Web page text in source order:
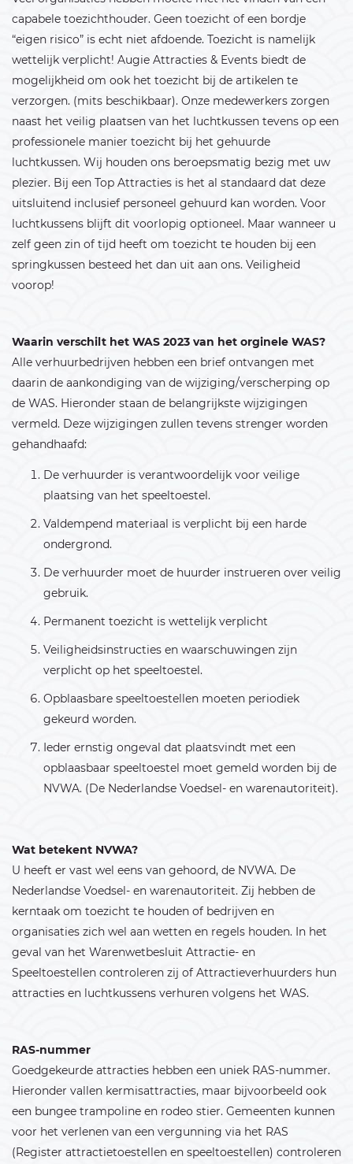
capabele toezichthouder. Geen toezicht of een bordje
“eigen risico” is echt niet afdoende. Toezicht is namelijk
wettelijk verplicht! Augie Attracties & Events biedt de
mogelijkheid om ook het toezicht bij de artikelen te
verzorgen. (mits beschikbaar). Onze medewerkers zorgen
naast het veilig plaatsen van het luchtkussen tevens op een
professionele manier toezicht bij het gehuurde
luchtkussen. Wij houden ons beroepsmatig bezig met uw
plezier. Bij een Top Attracties is het al standaard dat deze
uitsluitend inclusief personeel gehuurd kan worden. Voor
luchtkussens blijft dit voorlopig optioneel. Maar wanneer u
zelf geen zin of tijd heeft om toezicht te houden bij een
springkussen besteed het dan uit aan ons. Veiligheid
voorop!
Waarin verschilt het WAS 2023 van het orginele WAS?
Alle verhuurbedrijven hebben een brief ontvangen met
daarin de aankondiging van de wijziging/verscherping op
de WAS. Hieronder staan de belangrijkste wijzigingen
vermeld. Deze wijzigingen zullen tevens strenger worden
gehandhaafd:
De verhuurder is verantwoordelijk voor veilige
plaatsing van het speeltoestel.
Valdempend materiaal is verplicht bij een harde
ondergrond.
De verhuurder moet de huurder instrueren over veilig
gebruik.
Permanent toezicht is wettelijk verplicht
Veiligheidsinstructies en waarschuwingen zijn
verplicht op het speeltoestel.
Opblaasbare speeltoestellen moeten periodiek
gekeurd worden.
Ieder ernstig ongeval dat plaatsvindt met een
opblaasbaar speeltoestel moet gemeld worden bij de
NVWA. (De Nederlandse Voedsel- en warenautoriteit).
Wat betekent NVWA?
U heeft er vast wel eens van gehoord, de NVWA. De
Nederlandse Voedsel- en warenautoriteit. Zij hebben de
kerntaak om toezicht te houden of bedrijven en
organisaties zich wel aan wetten en regels houden. In het
geval van het Warenwetbesluit Attractie- en
Speeltoestellen controleren zij of Attractieverhuurders hun
attracties en luchtkussens verhuren volgens het WAS.
RAS-nummer
Goedgekeurde attracties hebben een uniek RAS-nummer.
Hieronder vallen kermisattracties, maar bijvoorbeeld ook
een bungee trampoline en rodeo stier. Gemeenten kunnen
voor het verlenen van een vergunning via het RAS
(Register attractietoestellen en speeltoestellen) controleren